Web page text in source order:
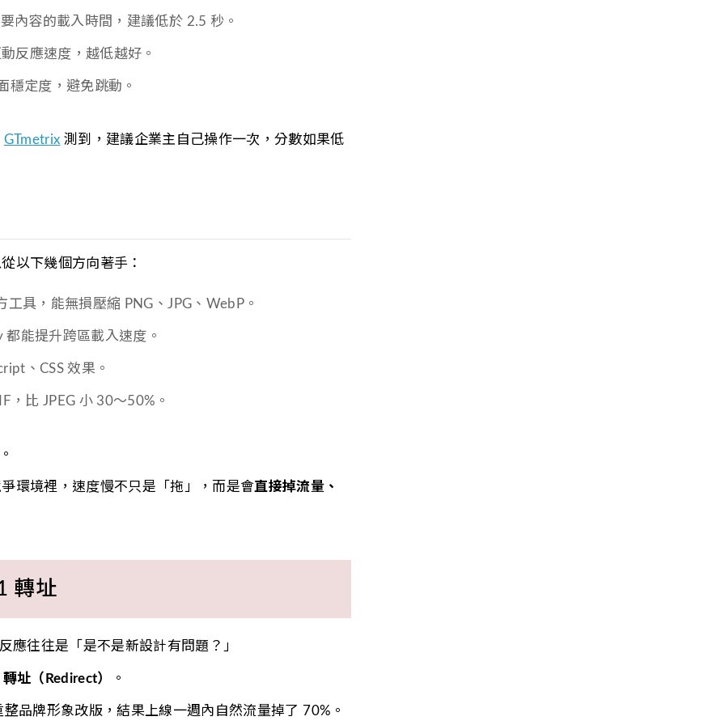
內容的載入時間，建議低於 2.5 秒。
反應速度，越低越好。
穩定度，避免跳動。
GTmetrix 測到，建議企業主自己操作一次，分數如果低
以下幾個方向著手：
工具，能無損壓縮 PNG、JPG、WebP。
能提升跨區載入速度。
、CSS 效果。
，比 JPEG 小 30～50%。
環境裡，速度慢不只是「拖」，而是會直接掉流量、
轉址
應往往是「是不是新設計有問題？」
址（Redirect） 。
品牌形象改版，結果上線一週內自然流量掉了 70%。